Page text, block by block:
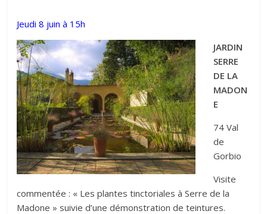
Jeudi 8 juin à 15h
JARDIN
SERRE
DE LA
MADON
E
74 Val
de
Gorbio
Visite
commentée : « Les plantes tinctoriales à Serre de la
Madone » suivie d’une démonstration de teintures.